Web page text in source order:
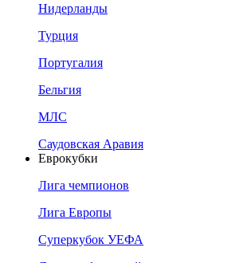
Нидерланды
Турция
Португалия
Бельгия
МЛС
Саудовская Аравия
Еврокубки
Лига чемпионов
Лига Европы
Суперкубок УЕФА